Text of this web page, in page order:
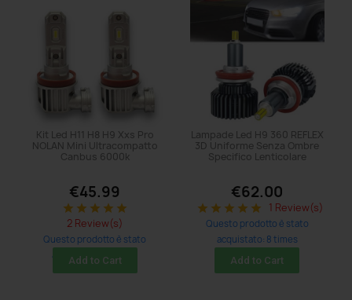
Kit Led H11 H8 H9 Xxs Pro
NOLAN Mini Ultracompatto
Canbus 6000k
€45.99
star star star star star
2 Review(s)
Questo prodotto è stato
acquistato: 23 times
Add to Cart
Lampade Led H9 360 REFLEX
3D Uniforme Senza Ombre
Specifico Lenticolare
€62.00
star star star star star 1 Review(s)
Questo prodotto è stato
acquistato: 8 times
Add to Cart